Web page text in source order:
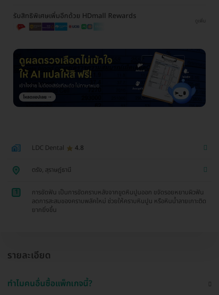
รับสิทธิพิเศษเพิ่มอีกด้วย HDmall Rewards
ดูเพิ่ม
LDC Dental 4.8
ตรัง, สุราษฎ์ธานี
1
การขัดฟัน เป็นการขัดคราบหลังจากขูดหินปูนออก ขจัดรอยหยาบผิวฟัน
ลดการสะสมของคราบพลัคใหม่ ช่วยให้คราบหินปูน หรือหินน้ำลายเกาะติด
ยากยิ่งขึ้น
รายละเอียด
ทำไมคนอื่นซื้อแพ็กเกจนี้?